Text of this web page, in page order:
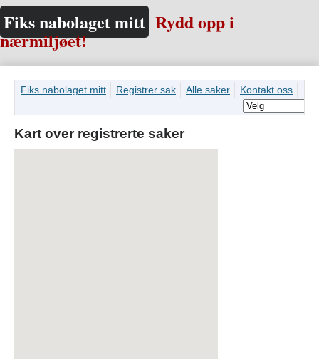
Fiks nabolaget mitt Rydd opp i
nærmiljøet!
Fiks nabolaget mitt Registrer sak Alle saker Kontakt oss
Kart over registrerte saker